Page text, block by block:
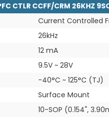
CTLR CCFF/CRM 26KHZ
Current Controlled
26kHz
12 mA
9.5V ~ 28V
-40°C ~ 125°C (TJ)
Surface Mount
10-SOP (0.154",